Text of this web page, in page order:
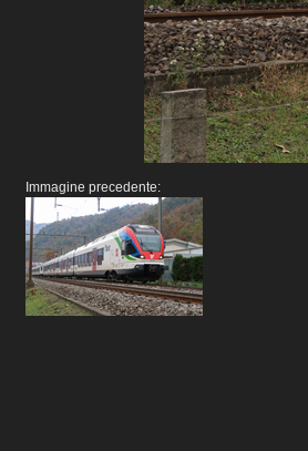
Immagine precedente: